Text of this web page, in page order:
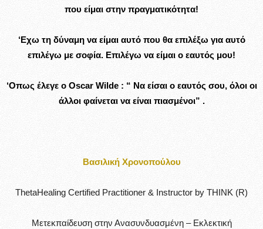
που είμαι στην πραγματικότητα!
‘Εχω τη δύναμη να είμαι αυτό που θα επιλέξω για αυτό
επιλέγω με σοφία. Επιλέγω να είμαι ο εαυτός μου!
‘Οπως έλεγε ο Oscar Wilde : “ Να είσαι ο εαυτός σου, όλοι οι
άλλοι φαίνεται να είναι πιασμένοι” .
Βασιλική Χρονοπούλου
ThetaHealing Certified Practitioner & Instructor by THINK (R)
Μετεκπαίδευση στην Ανασυνδυασμένη – Εκλεκτική